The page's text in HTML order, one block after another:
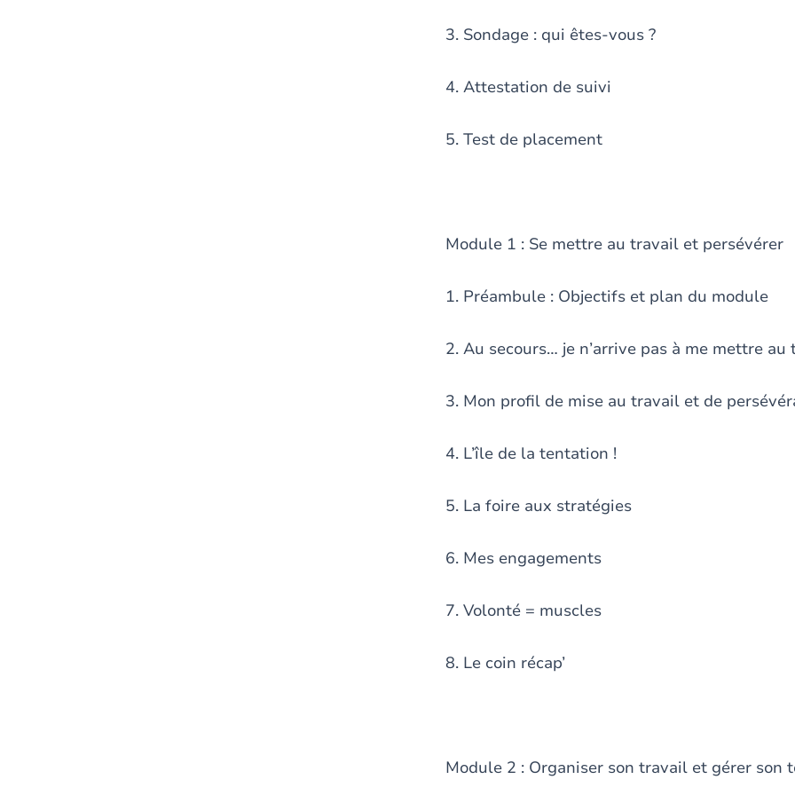
3. Sondage : qui êtes-vous ?
4. Attestation de suivi
5. Test de placement
Module 1 : Se mettre au travail et persévérer
1. Préambule : Objectifs et plan du module
2. Au secours… je n’arrive pas à me mettre au
3. Mon profil de mise au travail et de
4. L’île de la tentation !
5. La foire aux stratégies
6. Mes engagements
7. Volonté = muscles
8. Le coin récap’
Module 2 : Organiser son travail et gérer son